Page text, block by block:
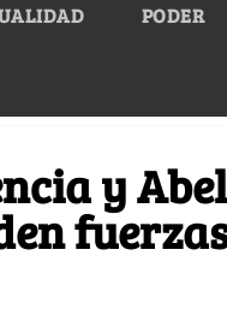
PODER
y